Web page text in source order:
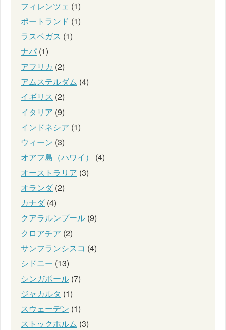
フィレンツェ (1)
ポートランド (1)
ラスベガス (1)
ナパ (1)
アフリカ (2)
アムステルダム (4)
イギリス (2)
イタリア (9)
インドネシア (1)
ウィーン (3)
オアフ島（ハワイ）
(4)
オーストラリア (3)
オランダ(2)
カナダ(4)
クアラルンプール (9)
クロアチア (2)
サンフランシスコ (4)
シドニー (13)
シンガポール (7)
ジャカルタ (1)
スウェーデン (1)
ストックホルム (3)